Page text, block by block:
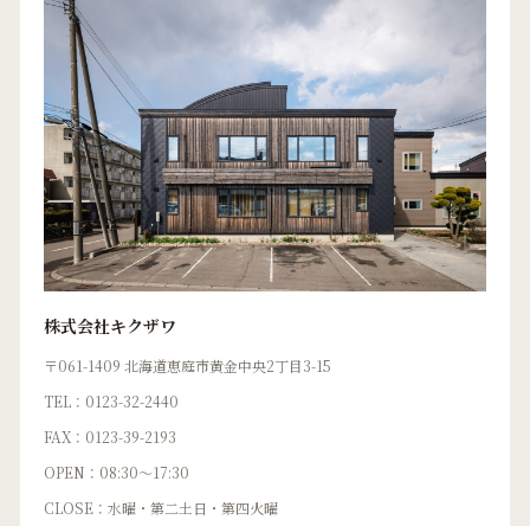
株式会社キクザワ
〒061-1409 北海道恵庭市黄金中央2丁目3-15
TEL：0123-32-2440
FAX：0123-39-2193
OPEN：08:30〜17:30
CLOSE：水曜・第二土日・第四火曜